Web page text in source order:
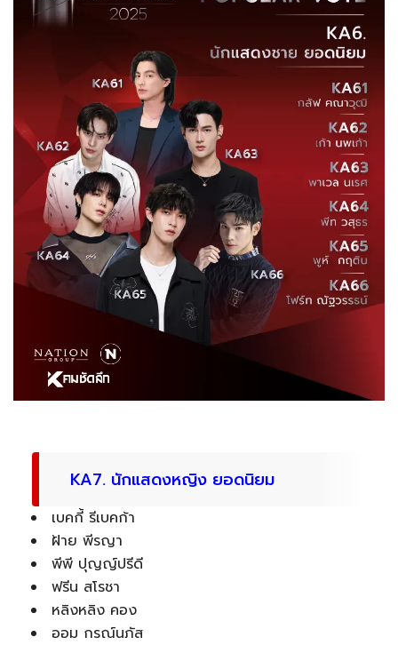
KA7. นักแสดงหญิง ยอดนิยม
เบคกี้ รีเบคก้า
ฝ้าย พีรญา
พีพี ปุญญ์ปรีดี
ฟรีน สโรชา
หลิงหลิง คอง
ออม กรณ์นภัส